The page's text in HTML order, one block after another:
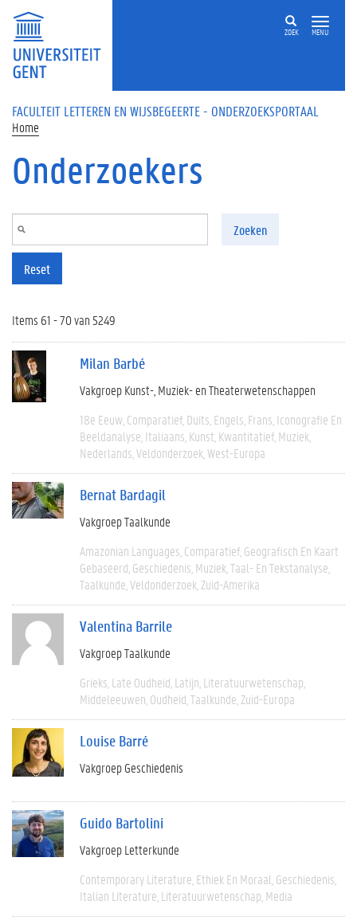
Overslaan en naar de inhoud gaan
ZOEK MENU
FACULTEIT LETTEREN EN WIJSBEGEERTE - ONDERZOEKSPORTAAL
Home
Onderzoekers
Zoeken
Reset
Items 61 - 70 van 5249
Milan Barbé
Vakgroep Kunst-, Muziek- en Theaterwetenschappen
18e Eeuw Comparatief Duits Engels Frans Iconografie En
Beeldanalyse Italiaans Kunst Kwantitatief Muziek
Nederlands Veldonderzoek West-Europa
Bernat Bardagil
Vakgroep Taalkunde
Amazonian Languages Comparatief Geografisch En Kaart
Gebaseerd Geschiedenis Muziek Taal- En Tekstanalyse
Taalkunde Veldonderzoek Zuid-Amerika
Valentina Barrile
Vakgroep Taalkunde
Grieks Late Oudheid Latijn Literatuurwetenschap
Middeleeuwen Oudheid Taalkunde Zuid-Europa
Louise Barré
Vakgroep Geschiedenis
Guido Bartolini
Vakgroep Letterkunde
Contemporary Literature Ethiek En Moraal Geschiedenis
Italian Literature Literatuurwetenschap Media